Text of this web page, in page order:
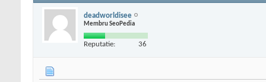
deadworldisee
Membru SeoPedia
Reputatie: 36